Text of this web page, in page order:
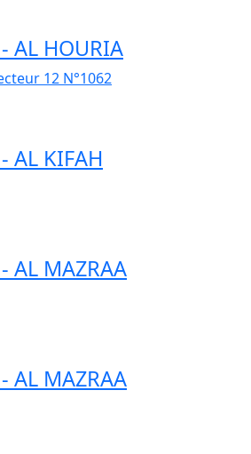
AL HOURIA
12 N°1062
AL KIFAH
AL MAZRAA
AL MAZRAA